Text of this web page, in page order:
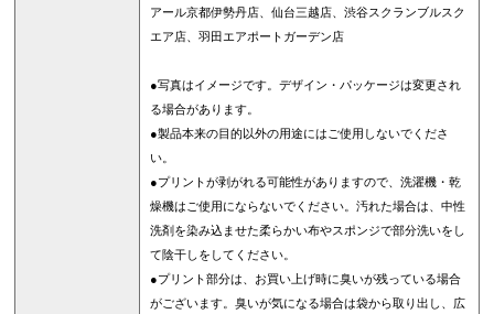
アール京都伊勢丹店、仙台三越店、渋谷スクランブルスク
エア店、羽田エアポートガーデン店
●写真はイメージです。デザイン・パッケージは変更され
る場合があります。
●製品本来の目的以外の用途にはご使用しないでくださ
い。
●プリントが剥がれる可能性がありますので、洗濯機・乾
燥機はご使用にならないでください。汚れた場合は、中性
洗剤を染み込ませた柔らかい布やスポンジで部分洗いをし
て陰干しをしてください。
●プリント部分は、お買い上げ時に臭いが残っている場合
がございます。臭いが気になる場合は袋から取り出し、広